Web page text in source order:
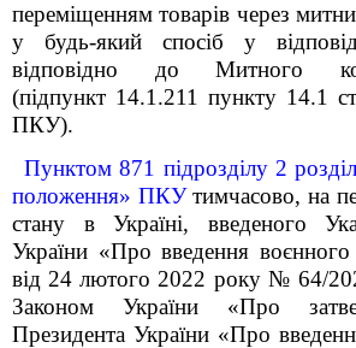
переміщенням товарів через
у будь-який спосіб у
відповідно до Митного
(підпункт 14.1.211 пункту 14.1
ПКУ).
Пунктом 871 підрозділу 2
положення» ПКУтимчасово, на
стану в Україні, введеного
України «Про введення воєнного
від 24 лютого 2022 року № 64/
Законом України «Про
Президента України «Про